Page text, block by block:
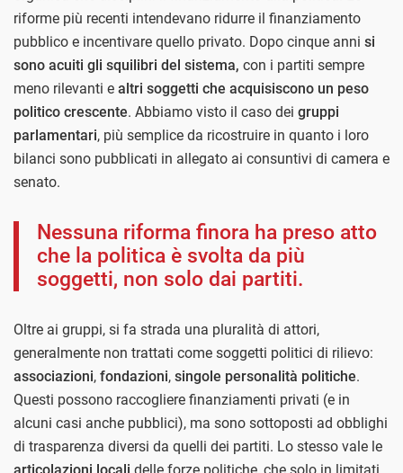
riforme più recenti intendevano ridurre il finanziamento
pubblico e incentivare quello privato. Dopo cinque anni si
sono acuiti gli squilibri del sistema, con i partiti sempre
meno rilevanti e altri soggetti che acquisiscono un peso
politico crescente. Abbiamo visto il caso dei gruppi
parlamentari, più semplice da ricostruire in quanto i loro
bilanci sono pubblicati in allegato ai consuntivi di camera e
senato.
Nessuna riforma finora ha preso atto
che la politica è svolta da più
soggetti, non solo dai partiti.
Oltre ai gruppi, si fa strada una pluralità di attori,
generalmente non trattati come soggetti politici di rilievo:
associazioni, fondazioni, singole personalità politiche.
Questi possono raccogliere finanziamenti privati (e in
alcuni casi anche pubblici), ma sono sottoposti ad obblighi
di trasparenza diversi da quelli dei partiti. Lo stesso vale le
articolazioni locali delle forze politiche, che solo in limitati